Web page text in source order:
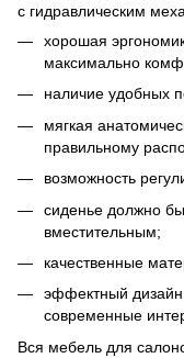
с гидравлическим
хорошая
максимально
наличие удобных
мягкая
правильному
возможность
сиденье должно
вместительным;
качественные
эффектный
современные
Вся мебель для